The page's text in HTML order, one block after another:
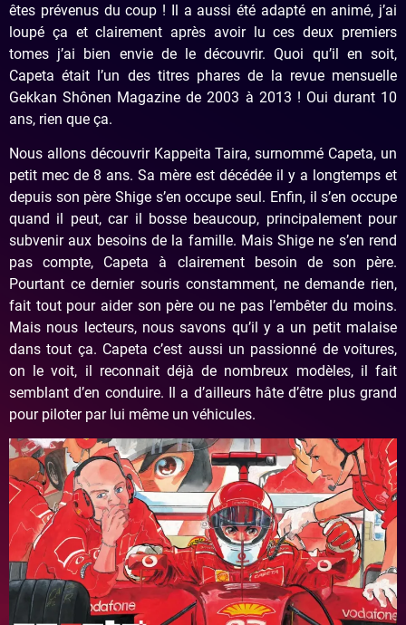
êtes prévenus du coup ! Il a aussi été adapté en animé, j’ai
loupé ça et clairement après avoir lu ces deux premiers
tomes j’ai bien envie de le découvrir. Quoi qu’il en soit,
Capeta était l’un des titres phares de la revue mensuelle
Gekkan Shônen Magazine de 2003 à 2013 ! Oui durant 10
ans, rien que ça.
Nous allons découvrir Kappeita Taira, surnommé Capeta, un
petit mec de 8 ans. Sa mère est décédée il y a longtemps et
depuis son père Shige s’en occupe seul. Enfin, il s’en occupe
quand il peut, car il bosse beaucoup, principalement pour
subvenir aux besoins de la famille. Mais Shige ne s’en rend
pas compte, Capeta à clairement besoin de son père.
Pourtant ce dernier souris constamment, ne demande rien,
fait tout pour aider son père ou ne pas l’embêter du moins.
Mais nous lecteurs, nous savons qu’il y a un petit malaise
dans tout ça. Capeta c’est aussi un passionné de voitures,
on le voit, il reconnait déjà de nombreux modèles, il fait
semblant d’en conduire. Il a d’ailleurs hâte d’être plus grand
pour piloter par lui même un véhicules.